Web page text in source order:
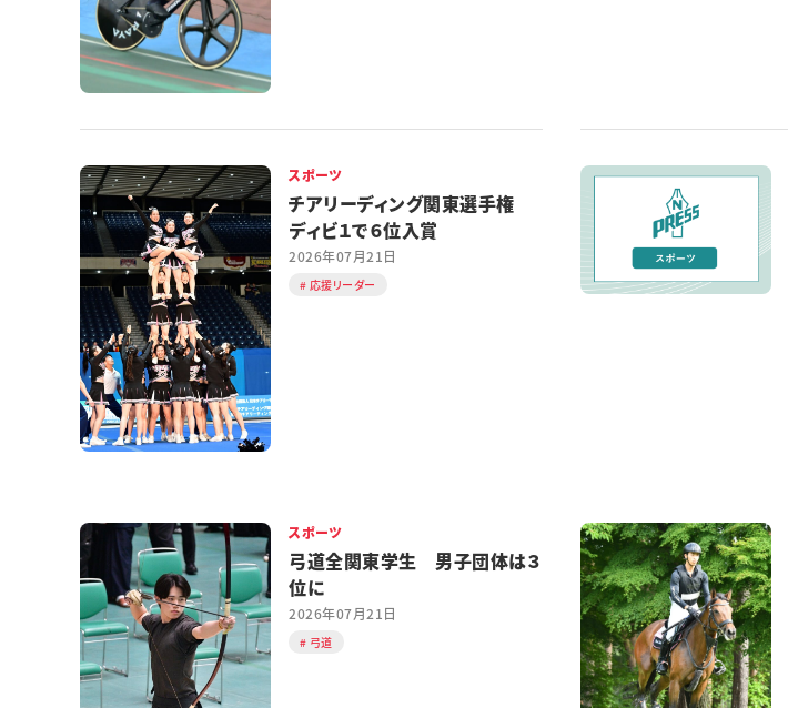
スポーツ
チアリーディング関東選手権
ディビ１で６位入賞
2026年07月21日
応援リーダー
スポーツ
弓道全関東学生 男子団体は３
位に
2026年07月21日
弓道